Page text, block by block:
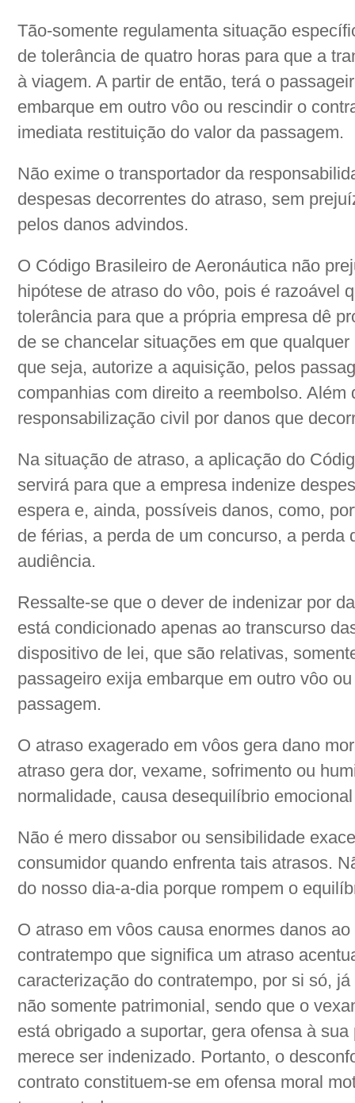
Tão-somente regulamenta situação
de tolerância de quatro horas para que a
à viagem. A partir de então, terá o
embarque em outro vôo ou rescindir o
imediata restituição do valor da passagem.
Não exime o transportador da
despesas decorrentes do atraso, sem
pelos danos advindos.
O Código Brasileiro de Aeronáutica não
hipótese de atraso do vôo, pois é razoável
tolerância para que a própria empresa dê
de se chancelar situações em que
que seja, autorize a aquisição, pelos
companhias com direito a reembolso. Além
responsabilização civil por danos que
Na situação de atraso, a aplicação do
servirá para que a empresa indenize
espera e, ainda, possíveis danos, como,
de férias, a perda de um concurso, a perda
audiência.
Ressalte-se que o dever de indenizar por
está condicionado apenas ao transcurso
dispositivo de lei, que são relativas,
passageiro exija embarque em outro vôo
passagem.
O atraso exagerado em vôos gera dano
atraso gera dor, vexame, sofrimento ou
normalidade, causa desequilíbrio
Não é mero dissabor ou sensibilidade
consumidor quando enfrenta tais atrasos.
do nosso dia-a-dia porque rompem o
O atraso em vôos causa enormes danos
contratempo que significa um atraso
caracterização do contratempo, por si só,
não somente patrimonial, sendo que o
está obrigado a suportar, gera ofensa à
merece ser indenizado. Portanto, o
contrato constituem-se em ofensa moral